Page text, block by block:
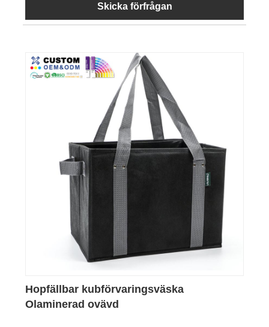
Skicka förfrågan
Hopfällbar kubförvaringsväska
Olaminerad ovävd